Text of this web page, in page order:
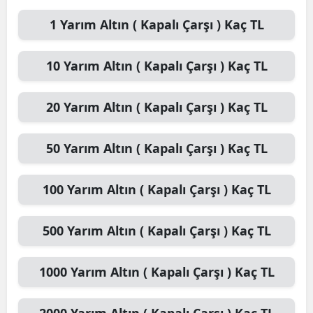
1 Yarım Altın ( Kapalı Çarşı )Kaç TL
10 Yarım Altın ( Kapalı Çarşı )Kaç TL
20 Yarım Altın ( Kapalı Çarşı )Kaç TL
50 Yarım Altın ( Kapalı Çarşı )Kaç TL
100 Yarım Altın ( Kapalı Çarşı )Kaç TL
500 Yarım Altın ( Kapalı Çarşı )Kaç TL
1000 Yarım Altın ( Kapalı Çarşı )Kaç TL